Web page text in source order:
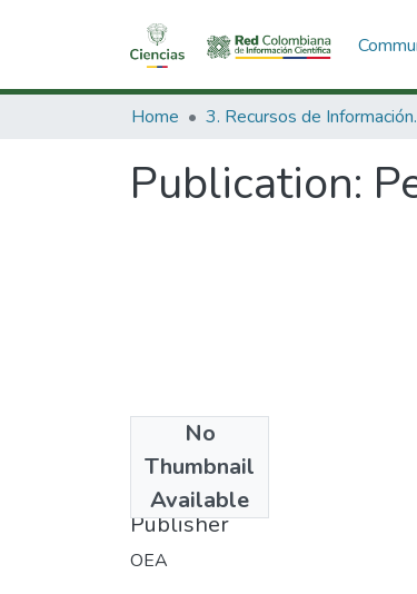
Home 3.
Publication:
No
Thumbnail
Available
1983
Publisher
OEA